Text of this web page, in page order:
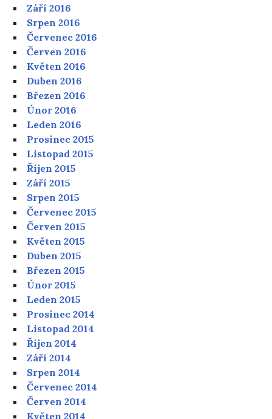
Září 2016
Srpen 2016
Červenec 2016
Červen 2016
Květen 2016
Duben 2016
Březen 2016
Únor 2016
Leden 2016
Prosinec 2015
Listopad 2015
Říjen 2015
Září 2015
Srpen 2015
Červenec 2015
Červen 2015
Květen 2015
Duben 2015
Březen 2015
Únor 2015
Leden 2015
Prosinec 2014
Listopad 2014
Říjen 2014
Září 2014
Srpen 2014
Červenec 2014
Červen 2014
Květen 2014